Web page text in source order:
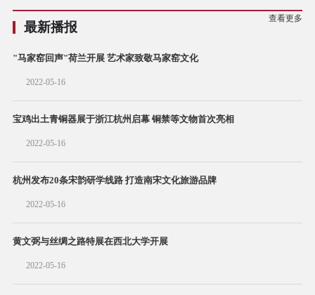
最新播报
查看更多
"马家窑回声"荷兰开展 艺术家致敬马家窑文化
2022-05-16
宝鸡出土青铜器展于浙江杭州启幕 铜禁等文物首次亮相
2022-05-16
杭州发布20条宋韵研学线路 打造南宋文化旅游品牌
2022-05-16
黄文弼与丝绸之路特展在西北大学开展
2022-05-16